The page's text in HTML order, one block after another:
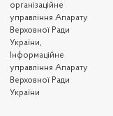
організаційне
управління Апарату
Верховної Ради
України,
Інформаційне
управління Апарату
Верховної Ради
України